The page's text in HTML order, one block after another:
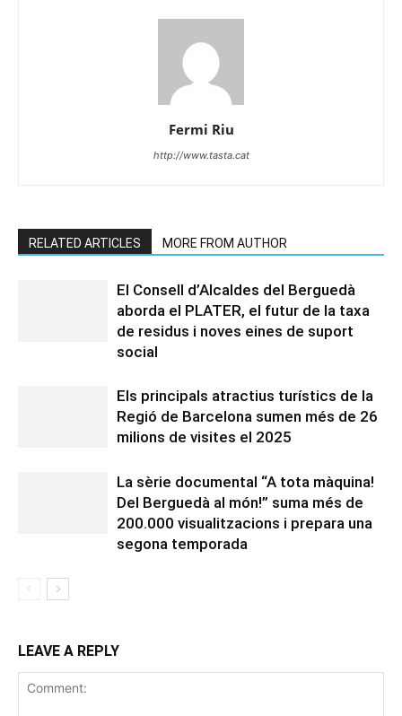
Fermi Riu
http://www.tasta.cat
RELATED ARTICLES MORE FROM AUTHOR
El Consell d’Alcaldes del Berguedà
aborda el PLATER, el futur de la taxa
de residus i noves eines de suport
social
Els principals atractius turístics de la
Regió de Barcelona sumen més de 26
milions de visites el 2025
La sèrie documental “A tota màquina!
Del Berguedà al món!” suma més de
200.000 visualitzacions i prepara una
segona temporada
LEAVE A REPLY